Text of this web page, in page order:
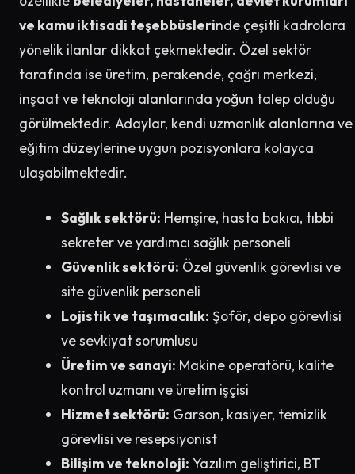
ve kamu iktisadi teşebbüslerinde çeşitli kadrolara
yönelik ilanlar dikkat çekmektedir. Özel sektör
tarafında ise üretim, perakende, çağrı merkezi,
inşaat ve teknoloji alanlarında yoğun talep olduğu
görülmektedir. Adaylar, kendi uzmanlık alanlarına ve
eğitim düzeylerine uygun pozisyonlara kolayca
ulaşabilmektedir.
Sağlık sektörü: Hemşire, hasta bakıcı, tıbbi
sekreter ve yardımcı sağlık personeli
Güvenlik sektörü: Özel güvenlik görevlisi ve
site güvenlik personeli
Lojistik ve taşımacılık: Şoför, depo görevlisi
ve sevkiyat sorumlusu
Üretim ve sanayi: Makine operatörü, kalite
kontrol uzmanı ve üretim işçisi
Hizmet sektörü: Garson, kasiyer, temizlik
görevlisi ve resepsiyonist
Bilişim ve teknoloji: Yazılım geliştirici, BT